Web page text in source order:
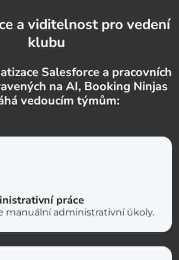
a viditelnost pro vedení
klubu
Salesforce a pracovních
na AI, Booking Ninjas
vedoucím týmům:
práce
manuální administrativní úkoly.